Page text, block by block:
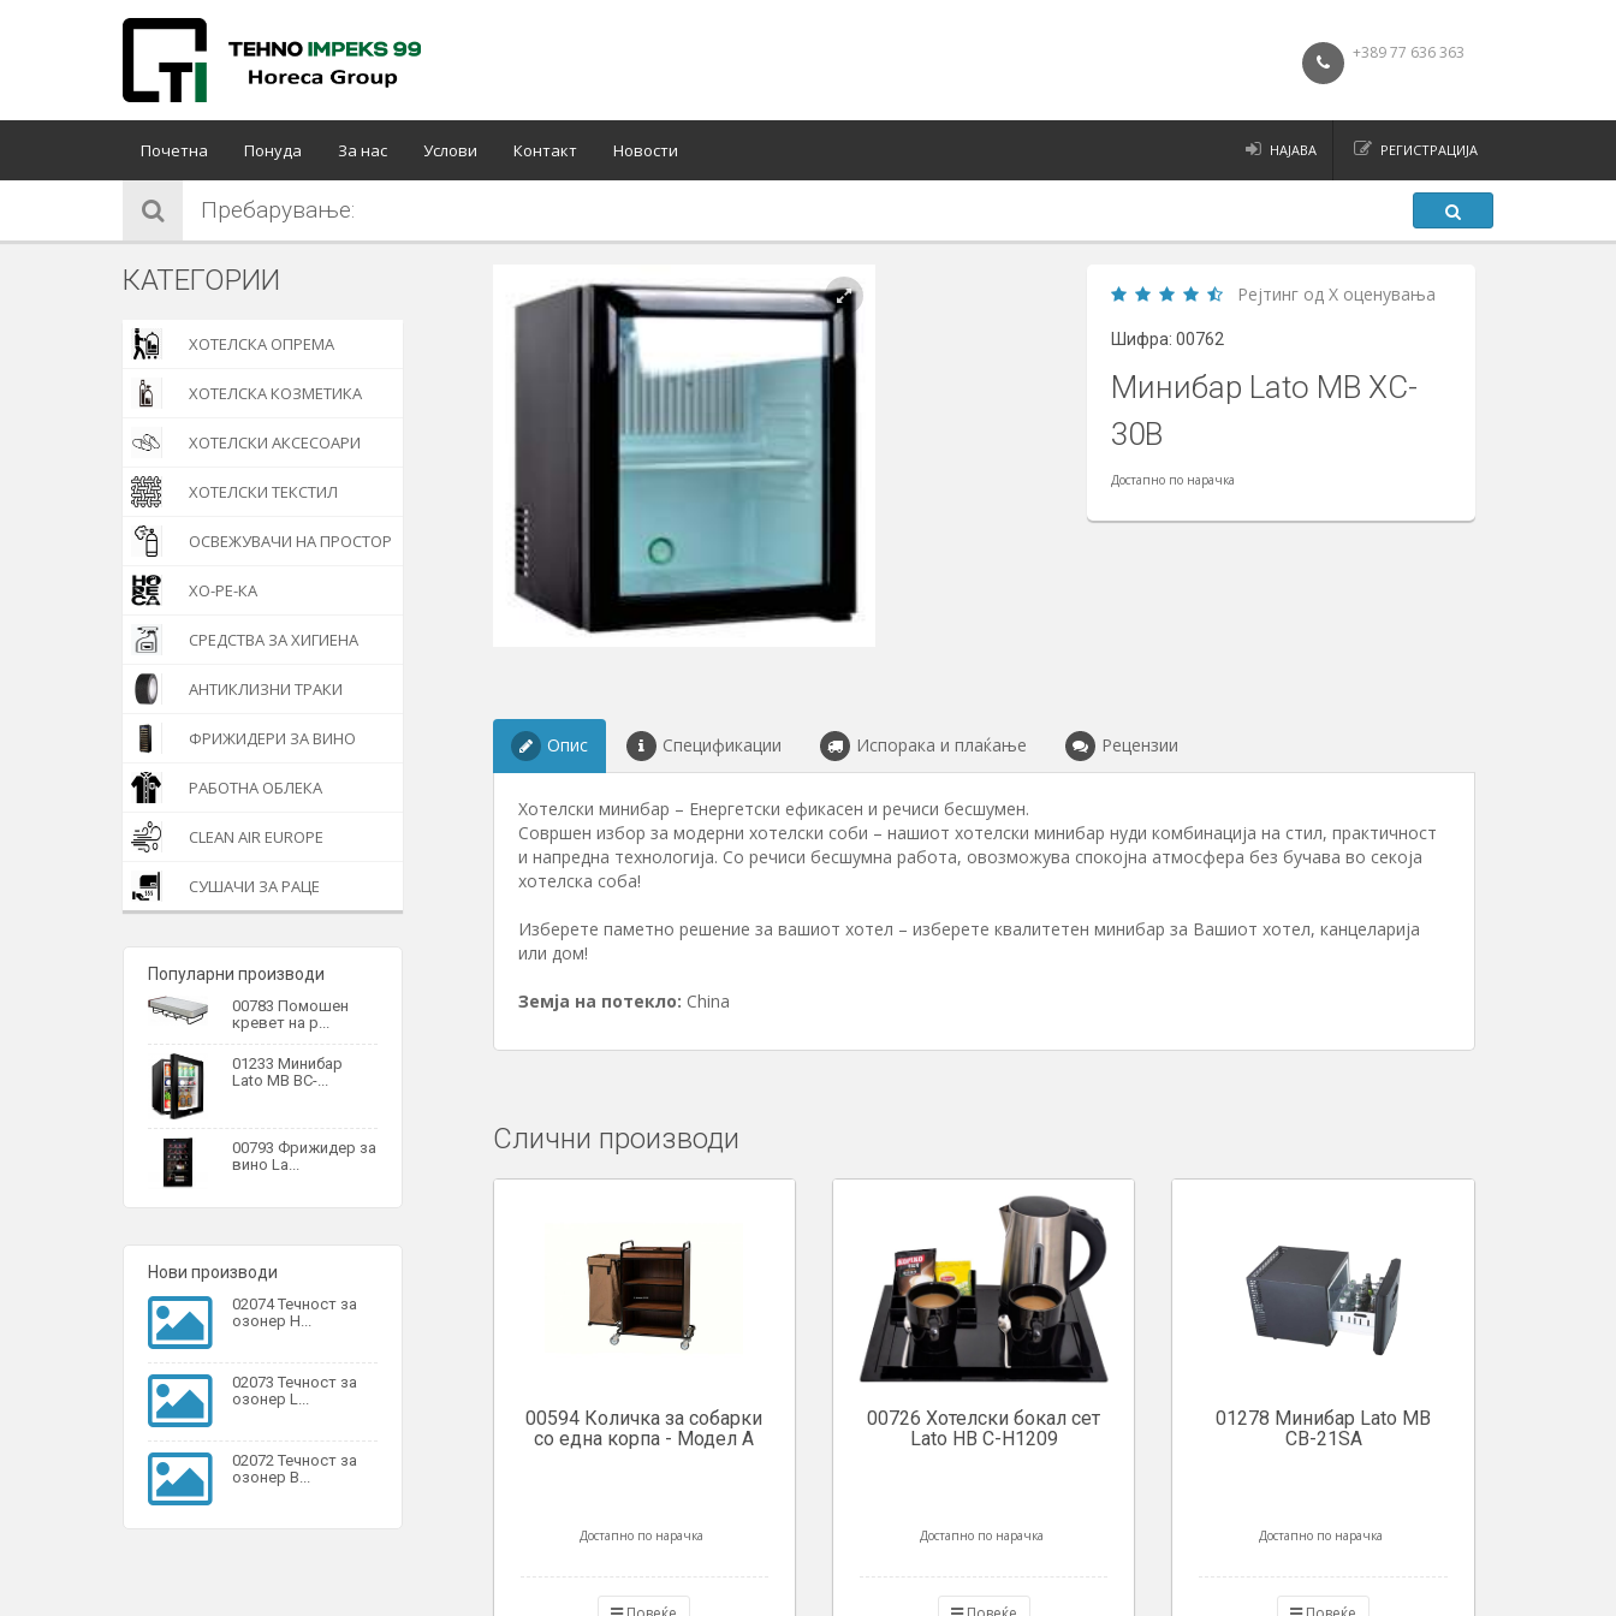
+389 77 636 363
Почетна Понуда За нас Услови Контакт Новости НАЈАВА РЕГИСТРАЦИЈА
Пребарување:
КАТЕГОРИИ
ХОТЕЛСКА ОПРЕМА
ХОТЕЛСКА КОЗМЕТИКА
ХОТЕЛСКИ АКСЕСОАРИ
ХОТЕЛСКИ ТЕКСТИЛ
ОСВЕЖУВАЧИ НА ПРОСТОР
ХО-РЕ-КА
СРЕДСТВА ЗА ХИГИЕНА
АНТИКЛИЗНИ ТРАКИ
ФРИЖИДЕРИ ЗА ВИНО
РАБОТНА ОБЛЕКА
CLEAN AIR EUROPE
СУШАЧИ ЗА РАЦЕ
Популарни производи
00783 Помошен
кревет на р...
01233 Минибар
Lato MB BC-...
00793 Фрижидер за
вино La...
Нови производи
02074 Течност за
озонер H...
02073 Течност за
озонер L...
02072 Течност за
озонер B...
Рејтинг од X оценувања
Шифра: 00762
Минибар Lato MB XC-
30B
Достапно по нарачка
Опис Спецификации Испорака и плаќање Рецензии
Хотелски минибар – Енергетски ефикасен и речиси бесшумен.
Совршен избор за модерни хотелски соби – нашиот хотелски минибар нуди комбинација на стил, практичност
и напредна технологија. Со речиси бесшумна работа, овозможува спокојна атмосфера без бучава во секоја
хотелска соба!
Изберете паметно решение за вашиот хотел – изберете квалитетен минибар за Вашиот хотел, канцеларија
или дом!
Земја на потекло: China
Слични производи
00594 Количка за собарки
со една корпа - Модел А
Достапно по нарачка
00726 Хотелски бокал сет
Lato HB C-H1209
Достапно по нарачка
01278 Минибар Lato MB
CB-21SA
Достапно по нарачка